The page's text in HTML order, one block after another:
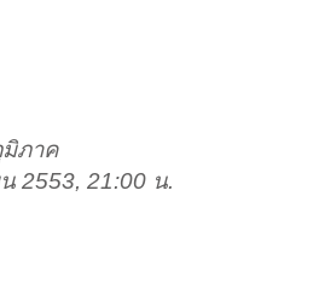
ภาค
2553, 21:00 น.